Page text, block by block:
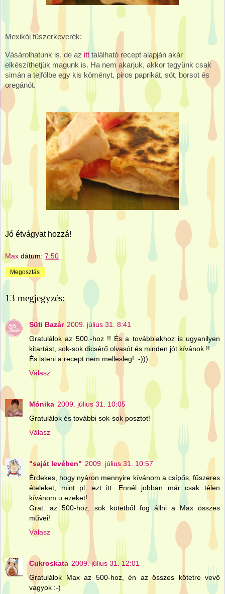
Mexikói fűszerkeverék:
Vásárolhatunk is, de az itt található recept alapján akár
elkészíthetjük magunk is. Ha nem akarjuk, akkor tegyünk csak
simán a tejfölbe egy kis köményt, piros paprikát, sót, borsot és
oregánót.
Jó étvágyat hozzá!
Max dátum: 7:50
Megosztás
13 megjegyzés:
Süti Bazár 2009. július 31. 8:41
Gratulálok az 500.-hoz !! És a továbbiakhoz is ugyanilyen
kitartást, sok-sok dicsérő olvasót és minden jót kívánok !!
És isteni a recept nem mellesleg! :-)))
Válasz
Mónika 2009. július 31. 10:05
Gratulálok és további sok-sok posztot!
Válasz
"saját levében" 2009. július 31. 10:57
Érdekes, hogy nyáron mennyire kívánom a csípős, fűszeres
ételeket, mint pl. ezt itt. Ennél jobban már csak télen
kívánom u.ezeket!
Grat. az 500-hoz, sok kötetből fog állni a Max összes
művei!
Válasz
Cukroskata 2009. július 31. 12:01
Gratulálok Max az 500-hoz, én az összes kötetre vevő
vagyok :-)